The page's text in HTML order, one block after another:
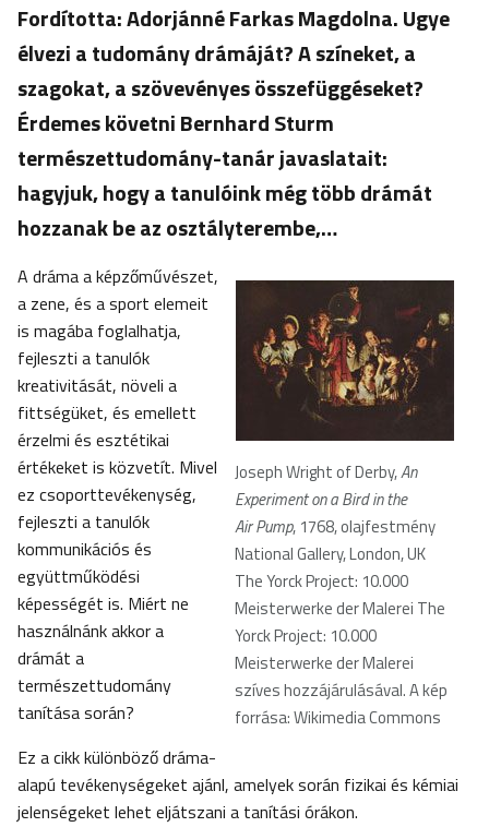
Fordította: Adorjánné Farkas Magdolna. Ugye
élvezi a tudomány drámáját? A színeket, a
szagokat, a szövevényes összefüggéseket?
Érdemes követni Bernhard Sturm
természettudomány-tanár javaslatait:
hagyjuk, hogy a tanulóink még több drámát
hozzanak be az osztályterembe,…
Joseph Wright of Derby,An
Experiment on a Bird in the
Air Pump, 1768, olajfestmény
National Gallery, London, UK
The Yorck Project: 10.000
Meisterwerke der Malerei The
Yorck Project: 10.000
Meisterwerke der Malerei
szíves hozzájárulásával. A kép
forrása: Wikimedia Commons
A dráma a képzőművészet,
a zene, és a sport elemeit
is magába foglalhatja,
fejleszti a tanulók
kreativitását, növeli a
fittségüket, és emellett
érzelmi és esztétikai
értékeket is közvetít. Mivel
ez csoporttevékenység,
fejleszti a tanulók
kommunikációs és
együttműködési
képességét is. Miért ne
használnánk akkor a
drámát a
természettudomány
tanítása során?
Ez a cikk különböző dráma-
alapú tevékenységeket ajánl, amelyek során fizikai és kémiai
jelenségeket lehet eljátszani a tanítási órákon.